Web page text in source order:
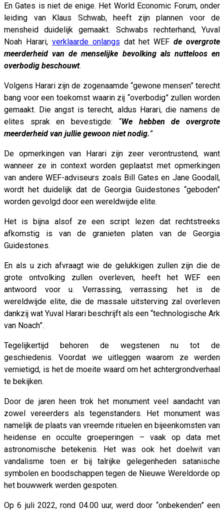
En Gates is niet de enige. Het World Economic Forum, onder
leiding van Klaus Schwab, heeft zijn plannen voor de
mensheid duidelijk gemaakt. Schwabs rechterhand, Yuval
Noah Harari, verklaarde onlangs dat het WEFde overgrote
meerderheid van de menselijke bevolking als nutteloos en
overbodig beschouwt.
Volgens Harari zijn de zogenaamde “gewone mensen” terecht
bang voor een toekomst waarin zij “overbodig” zullen worden
gemaakt. Die angst is terecht, aldus Harari, die namens de
elites sprak en bevestigde: “We hebben de overgrote
meerderheid van jullie gewoon niet nodig.”
De opmerkingen van Harari zijn zeer verontrustend, want
wanneer ze in context worden geplaatst met opmerkingen
van andere WEF-adviseurs zoals Bill Gates en Jane Goodall,
wordt het duidelijk dat de Georgia Guidestones “geboden”
worden gevolgd door een wereldwijde elite.
Het is bijna alsof ze een script lezen dat rechtstreeks
afkomstig is van de granieten platen van de Georgia
Guidestones.
En als u zich afvraagt wie de gelukkigen zullen zijn die de
grote ontvolking zullen overleven, heeft het WEF een
antwoord voor u. Verrassing, verrassing: het is de
wereldwijde elite, die de massale uitsterving zal overleven
dankzij wat Yuval Harari beschrijft als een “technologische Ark
van Noach”.
Tegelijkertijd behoren de wegstenen nu tot de
geschiedenis. Voordat we uitleggen waarom ze werden
vernietigd, is het de moeite waard om het achtergrondverhaal
te bekijken.
Door de jaren heen trok het monument veel aandacht van
zowel vereerders als tegenstanders. Het monument was
namelijk de plaats van vreemde rituelen en bijeenkomsten van
heidense en occulte groeperingen – vaak op data met
astronomische betekenis. Het was ook het doelwit van
vandalisme toen er bij talrijke gelegenheden satanische
symbolen en boodschappen tegen de Nieuwe Wereldorde op
het bouwwerk werden gespoten.
Op 6 juli 2022, rond 04.00 uur, werd door “onbekenden” een